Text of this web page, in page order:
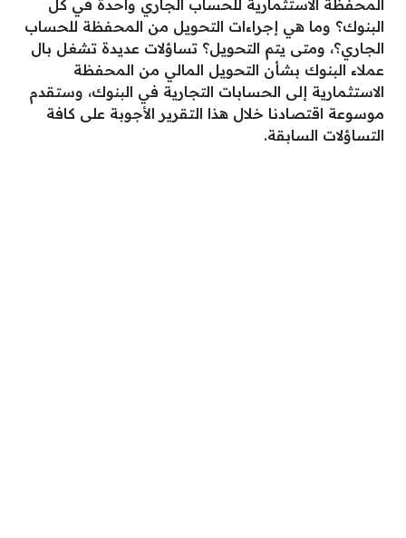
المحفظة الاستثمارية للحساب الجاري واحدة في كل
البنوك؟ وما هي إجراءات التحويل من المحفظة للحساب
الجاري؟، ومتى يتم التحويل؟ تساؤلات عديدة تشغل بال
عملاء البنوك بشأن التحويل المالي من المحفظة
الاستثمارية إلى الحسابات التجارية في البنوك، وستقدم
موسوعة اقتصادنا خلال هذا التقرير الأجوبة على كافة
التساؤلات السابقة.